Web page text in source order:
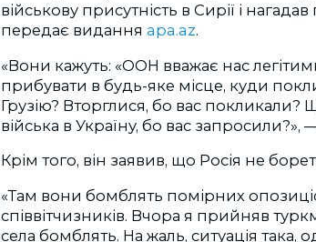
військову присутність в Сирії і
передає видання apa.az.
«Вони кажуть: «ООН вважає нас
прибувати в будь-яке місце, куди
Грузію? Вторглися, бо вас покликали?
війська в Україну, бо вас запросили?»,
Крім того, він заявив, що Росія не
«Там вони бомблять помірних
співвітчизників. Вчора я прийняв
села бомблять. На жаль, ситуація така,